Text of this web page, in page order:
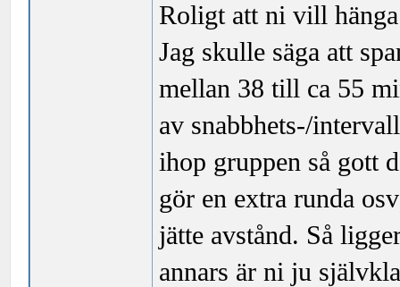
Roligt att ni vill
Jag skulle säga att
mellan 38 till ca 55
av snabbhets-/
ihop gruppen så gott
gör en extra runda
jätte avstånd. Så
annars är ni ju